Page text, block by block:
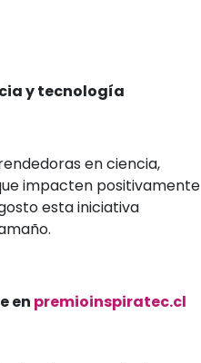
y tecnología
en ciencia,
impacten positivamente
esta iniciativa
en premioinspiratec.cl